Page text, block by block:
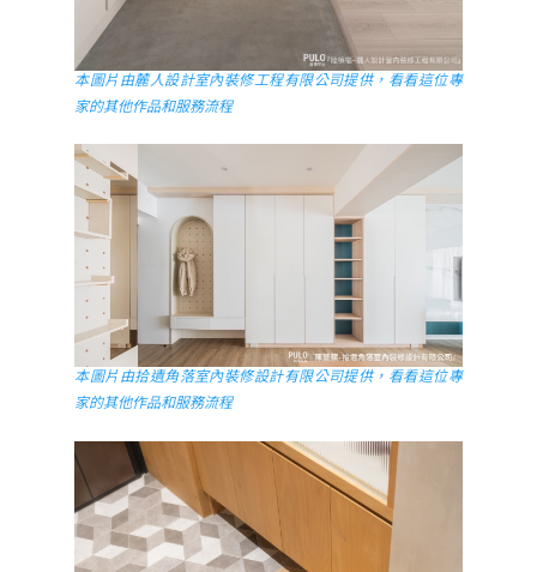
本圖片由麓人設計室內裝修工程有限公司提供，看看這位專
家的其他作品和服務流程
本圖片由拾遺角落室內裝修設計有限公司提供，看看這位專
家的其他作品和服務流程